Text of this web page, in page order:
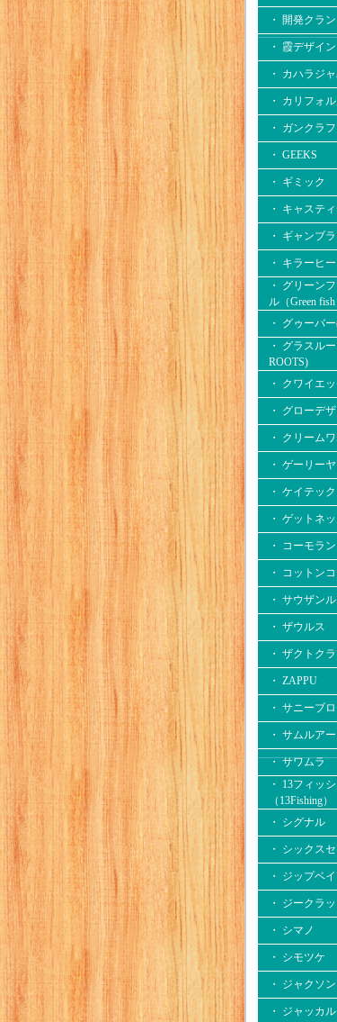
・ 開発クラ
・ 霞デザイン
・ カハラジ
・ カリフォ
・ ガンクラフ
・ GEEKS
・ ギミック
・ キャステ
・ ギャンブ
・ キラーヒー
・ グリーン
ル（Green
・ グゥーバ
・ グラスル
ROOTS)
・ クワイエ
・ グローデ
・ クリーム
・ ゲーリー
・ ケイテック
・ ゲットネ
・ コーモラン
・ コットン
・ サウザン
・ ザウルス
・ ザクトク
・ ZAPPU
・ サニーブ
・ サムルア
・ サワムラ
・ 13フィッ
（13Fishing）
・ シグナル
・ シックス
・ ジップベ
・ ジークラ
・ シマノ
・ シモツケ
・ ジャクソン
・ ジャッカル